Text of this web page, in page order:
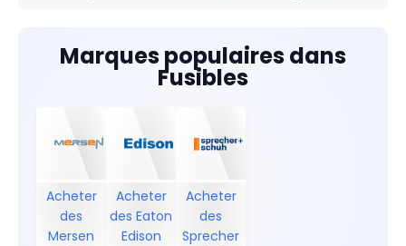
Marques populaires dans
Fusibles
Acheter
des
Mersen
Acheter
des Eaton
Edison
Acheter
des
Sprecher